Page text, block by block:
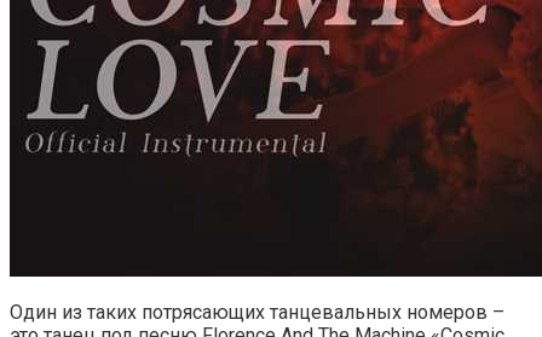
Один из таких потрясающих танцевальных номеров –